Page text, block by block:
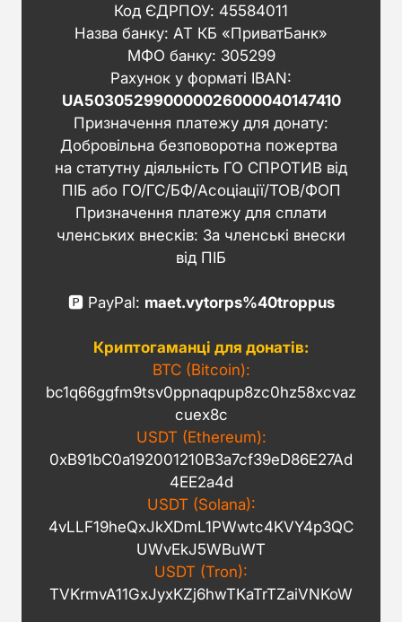
Код ЄДРПОУ: 45584011
Назва банку: АТ КБ «ПриватБанк»
МФО банку: 305299
Рахунок у форматі IBAN:
UA503052990000026000040147410
Призначення платежу для донату:
Добровільна безповоротна пожертва
на статутну діяльність ГО СПРОТИВ від
ПІБ або ГО/ГС/БФ/Асоціації/ТОВ/ФОП
Призначення платежу для сплати
членських внесків: За членські внески
від ПІБ
🅿️ PayPal: maet.vytorps%40troppus
Криптогаманці для донатів:
BTC (Bitcoin):
bc1q66ggfm9tsv0ppnaqpup8zc0hz58xcvaz
cuex8c
USDT (Ethereum):
0xB91bC0a192001210B3a7cf39eD86E27Ad
4EE2a4d
USDT (Solana):
4vLLF19heQxJkXDmL1PWwtc4KVY4p3QC
UWvEkJ5WBuWT
USDT (Tron):
TVKrmvA11GxJyxKZj6hwTKaTrTZaiVNKoW